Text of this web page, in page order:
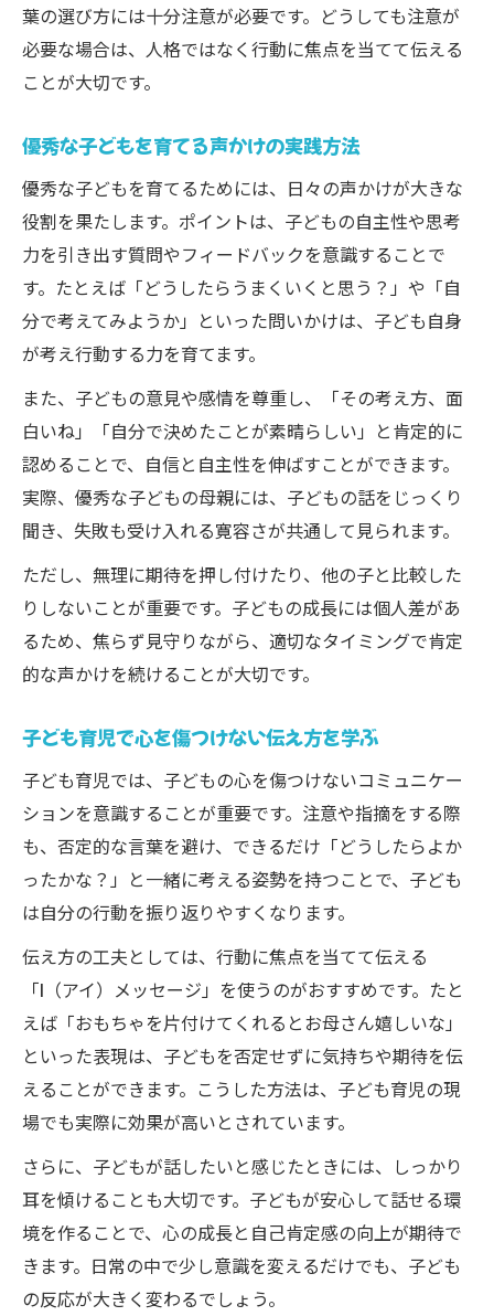
葉の選び方には十分注意が必要です。どうしても注意が
必要な場合は、人格ではなく行動に焦点を当てて伝える
ことが大切です。
優秀な子どもを育てる声かけの実践方法
優秀な子どもを育てるためには、日々の声かけが大きな
役割を果たします。ポイントは、子どもの自主性や思考
力を引き出す質問やフィードバックを意識することで
す。たとえば「どうしたらうまくいくと思う？」や「自
分で考えてみようか」といった問いかけは、子ども自身
が考え行動する力を育てます。
また、子どもの意見や感情を尊重し、「その考え方、面
白いね」「自分で決めたことが素晴らしい」と肯定的に
認めることで、自信と自主性を伸ばすことができます。
実際、優秀な子どもの母親には、子どもの話をじっくり
聞き、失敗も受け入れる寛容さが共通して見られます。
ただし、無理に期待を押し付けたり、他の子と比較した
りしないことが重要です。子どもの成長には個人差があ
るため、焦らず見守りながら、適切なタイミングで肯定
的な声かけを続けることが大切です。
子ども育児で心を傷つけない伝え方を学ぶ
子ども育児では、子どもの心を傷つけないコミュニケー
ションを意識することが重要です。注意や指摘をする際
も、否定的な言葉を避け、できるだけ「どうしたらよか
ったかな？」と一緒に考える姿勢を持つことで、子ども
は自分の行動を振り返りやすくなります。
伝え方の工夫としては、行動に焦点を当てて伝える
「I（アイ）メッセージ」を使うのがおすすめです。たと
えば「おもちゃを片付けてくれるとお母さん嬉しいな」
といった表現は、子どもを否定せずに気持ちや期待を伝
えることができます。こうした方法は、子ども育児の現
場でも実際に効果が高いとされています。
さらに、子どもが話したいと感じたときには、しっかり
耳を傾けることも大切です。子どもが安心して話せる環
境を作ることで、心の成長と自己肯定感の向上が期待で
きます。日常の中で少し意識を変えるだけでも、子ども
の反応が大きく変わるでしょう。